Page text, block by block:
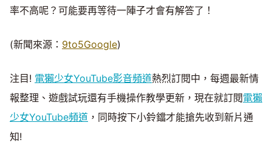
率不高呢？可能要再等待一陣子才會有解答了！
(新聞來源： 9to5Google)
注目! 電獺少女YouTube影音頻道熱烈訂閱中，每週最新情
報整理、遊戲試玩還有手機操作教學更新，現在就訂閱電獺
少女YouTube頻道 ，同時按下小鈴鐺才能搶先收到新片通
知!